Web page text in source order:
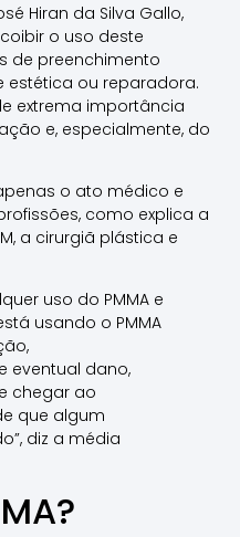
Hiran da Silva Gallo,
o uso deste
de preenchimento
estética ou reparadora.
extrema importância
e, especialmente, do
o ato médico e
como explica a
a cirurgiã plástica e
uso do PMMA e
usando o PMMA
eventual dano,
chegar ao
que algum
diz a média